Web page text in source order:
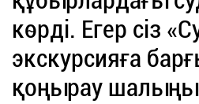
көрді. Егер сіз
экскурсияға
қоңырау